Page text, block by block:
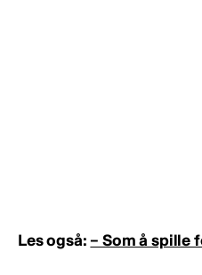
Les også:– Som å spille